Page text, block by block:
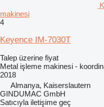
makinesi
4
Keyence IM-7030T
Talep üzerine fiyat
Metal işleme makinesi -
2018
Almanya, Kaiserslautern
GINDUMAC GmbH
Satıcıyla iletişime geç